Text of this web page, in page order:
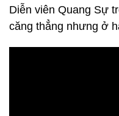
Diễn viên Quang Sự
căng thẳng nhưng ở